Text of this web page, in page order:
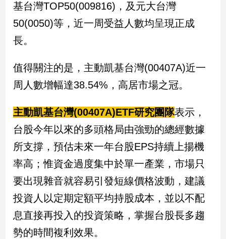
基台灣TOP50(009816)，及元大台灣
50(0050)等，近一周受益人數均呈現正成
長。
值得關注的是，主動凱基台灣(00407A)近一
周人數增幅達38.54%，高居市場之冠。
主動凱基台灣(00407A)ETF研究團隊表示，
台股今年以來的多頭格局由強勁的總經數據
所支撐，預估未來一年台股EPS持續上揚機
率高；惟資金過度集中於單一產業，市場只
要出現雜音就容易引發短線價格波動，建議
投資人以定期定額平均持股成本，並以不配
息直接再投入的投資策略，掌握台股長多趨
勢的時間複利效果。